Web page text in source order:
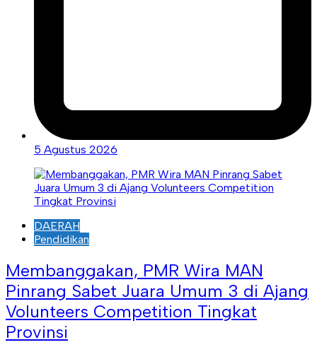
5 Agustus 2026
DAERAH
Pendidikan
Membanggakan, PMR Wira MAN
Pinrang Sabet Juara Umum 3 di Ajang
Volunteers Competition Tingkat
Provinsi